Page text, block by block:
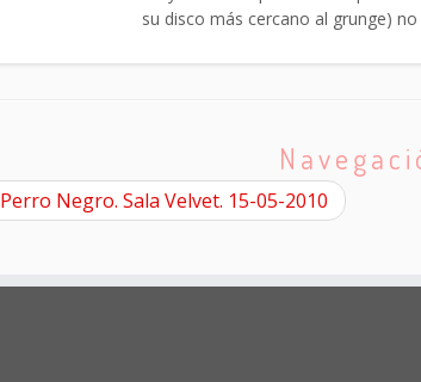
su disco más cercano al grunge)
Perro Negro. Sala Velvet. 15-05-2010